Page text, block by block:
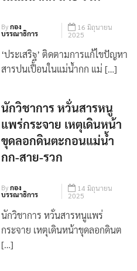
Byกอง
บรรณาธิการ
16 มิถุนายน
2025
‘ประเสริฐ’ ติดตามการแก้ไขปัญหา
สารปนเปื้อนในแม่น้ำกก แม่ […]
นักวิชาการ หวั่นสารหนู
แพร่กระจาย เหตุเดินหน้า
ขุดลอกดินตะกอนแม่น้ำ
กก-สาย-รวก
Byกอง
บรรณาธิการ
14 มิถุนายน
2025
นักวิชาการ หวั่นสารหนูแพร่
กระจาย เหตุเดินหน้าขุดลอกดินต
[…]